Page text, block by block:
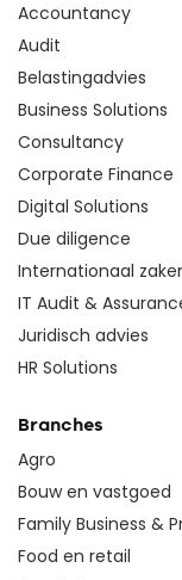
Accountancy
Audit
Belastingadvies
Business Solutions
Consultancy
Corporate Finance
Digital Solutions
Due diligence
Internationaal
IT Audit &
Juridisch advies
HR Solutions
Branches
Agro
Bouw en vastgoed
Family Business &
Food en retail